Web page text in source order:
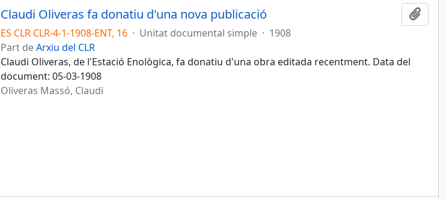
Claudi Oliveras fa donatiu d'una nova publicació
ES CLR CLR-4-1-1908-ENT, 16 · Unitat documental simple · 1908
Part deArxiu del CLR
Claudi Oliveras, de l'Estació Enològica, fa donatiu d'una obra editada recentment. Data del
document: 05-03-1908
Oliveras Massó, Claudi